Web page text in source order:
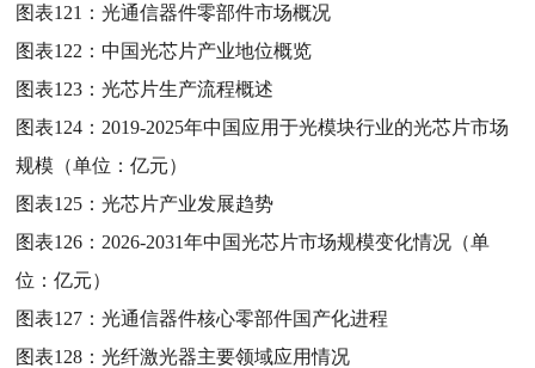
图表121：光通信器件零部件市场概况
图表122：中国光芯片产业地位概览
图表123：光芯片生产流程概述
图表124： 2019-2025年中国应用于光模块行业的光芯片市场
规模（单位：亿元）
图表125：光芯片产业发展趋势
图表126： 2026-2031年中国光芯片市场规模变化情况（单
位：亿元）
图表127：光通信器件核心零部件国产化进程
图表128：光纤激光器主要领域应用情况